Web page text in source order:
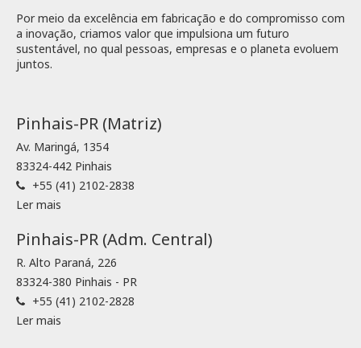
Por meio da excelência em fabricação e do compromisso com
a inovação, criamos valor que impulsiona um futuro
sustentável, no qual pessoas, empresas e o planeta evoluem
juntos.
Pinhais-PR (Matriz)
Av. Maringá, 1354
83324-442 Pinhais
+55 (41) 2102-2838
Ler mais
Pinhais-PR (Adm. Central)
R. Alto Paraná, 226
83324-380 Pinhais - PR
+55 (41) 2102-2828
Ler mais